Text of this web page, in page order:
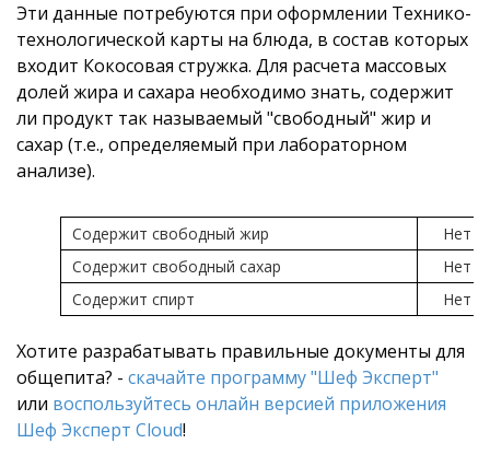
Эти данные потребуются при оформлении Технико-
технологической карты на блюда, в состав которых
входит Кокосовая стружка. Для расчета массовых
долей жира и сахара необходимо знать, содержит
ли продукт так называемый "свободный" жир и
сахар (т.е., определяемый при лабораторном
анализе).
Содержит свободный жир
Нет
Содержит свободный сахар
Нет
Содержит спирт
Нет
Хотите разрабатывать правильные документы для
общепита? - скачайте программу "Шеф Эксперт"
или воспользуйтесь онлайн версией приложения
Шеф Эксперт Cloud!